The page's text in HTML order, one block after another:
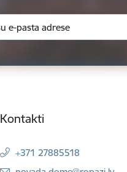
Kontakti
+371 27885518